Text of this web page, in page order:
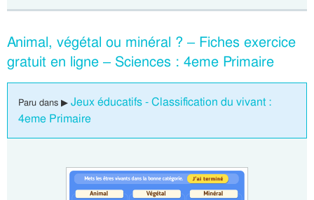
Animal, végétal ou minéral ? – Fiches exercice
gratuit en ligne – Sciences : 4eme Primaire
Paru dans ▶ Jeux éducatifs - Classification du vivant :
4eme Primaire